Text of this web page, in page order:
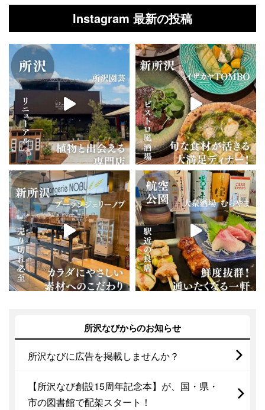
Instagram 最新の投稿
所沢なびからのお知らせ
所沢なびに広告を掲載しませんか？
【所沢なび創設15周年記念本】が、国・県・
市の図書館で配架スタート！